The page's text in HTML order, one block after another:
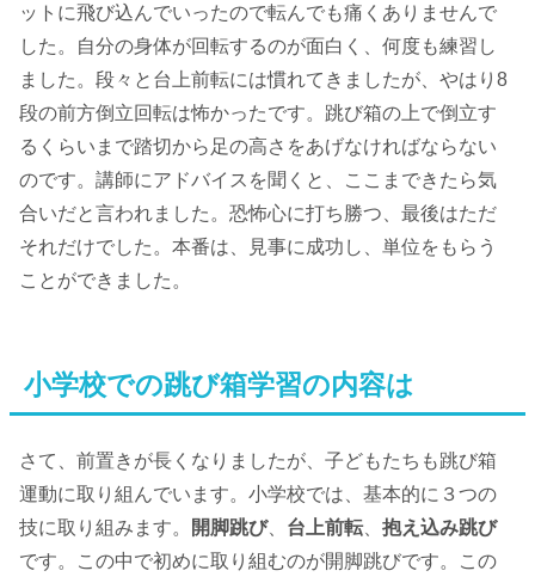
ットに飛び込んでいったので転んでも痛くありませんで
した。自分の身体が回転するのが面白く、何度も練習し
ました。段々と台上前転には慣れてきましたが、やはり8
段の前方倒立回転は怖かったです。跳び箱の上で倒立す
るくらいまで踏切から足の高さをあげなければならない
のです。講師にアドバイスを聞くと、ここまできたら気
合いだと言われました。恐怖心に打ち勝つ、最後はただ
それだけでした。本番は、見事に成功し、単位をもらう
ことができました。
小学校での跳び箱学習の内容は
さて、前置きが長くなりましたが、子どもたちも跳び箱
運動に取り組んでいます。小学校では、基本的に３つの
技に取り組みます。 開脚跳び、 台上前転、抱え込み跳び
です。この中で初めに取り組むのが開脚跳びです。この